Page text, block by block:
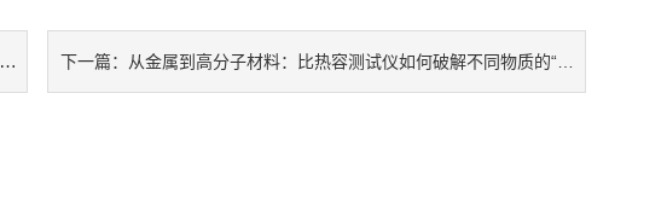
下一篇： 从金属到高分子材料：比热容测试仪如何破解不同物质的“热容密码”？